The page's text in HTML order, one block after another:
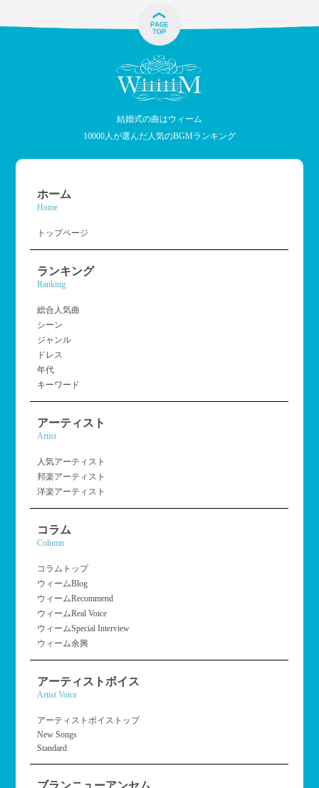
結婚式の曲はウィーム
10000人が選んだ人気のBGMランキング
ホーム
Home
トップページ
ランキング
Ranking
総合人気曲
シーン
ジャンル
ドレス
年代
キーワード
アーティスト
Artist
人気アーティスト
邦楽アーティスト
洋楽アーティスト
コラム
Column
コラムトップ
ウィームBlog
ウィームRecommend
ウィームReal Voice
ウィームSpecial Interview
ウィーム余興
アーティストボイス
Artist Voice
アーティストボイストップ
New Songs
Standard
ブランニューアンセム